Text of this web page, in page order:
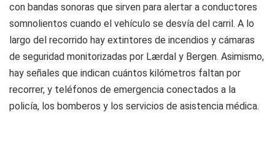
con bandas sonoras que sirven para alertar a conductores
somnolientos cuando el vehículo se desvía del carril. A lo
largo del recorrido hay extintores de incendios y cámaras
de seguridad monitorizadas por Lærdal y Bergen. Asimismo,
hay señales que indican cuántos kilómetros faltan por
recorrer, y teléfonos de emergencia conectados a la
policía, los bomberos y los servicios de asistencia médica.